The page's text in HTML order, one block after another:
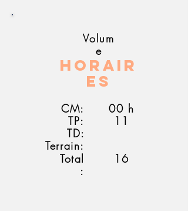
Volum
e
Horair
es
CM:
TP:
TD:
Terrain:
Total
:
00 h
11
16